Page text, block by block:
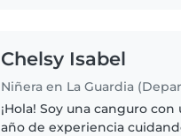
Chelsy Isabel
¡Hola! Soy una canguro con
año de experiencia